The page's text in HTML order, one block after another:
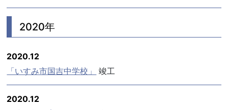
2020年
2020.12
「いすみ市国吉中学校」
竣工
2020.12